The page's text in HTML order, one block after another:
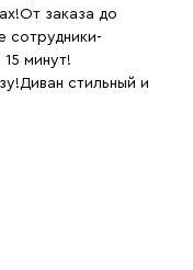
заказа до
сотрудники-
минут!
стильный и